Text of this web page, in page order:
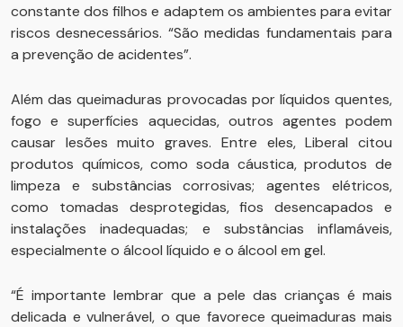
constante dos filhos e adaptem os ambientes para evitar
riscos desnecessários. “São medidas fundamentais para
a prevenção de acidentes”.
Além das queimaduras provocadas por líquidos quentes,
fogo e superfícies aquecidas, outros agentes podem
causar lesões muito graves. Entre eles, Liberal citou
produtos químicos, como soda cáustica, produtos de
limpeza e substâncias corrosivas; agentes elétricos,
como tomadas desprotegidas, fios desencapados e
instalações inadequadas; e substâncias inflamáveis,
especialmente o álcool líquido e o álcool em gel.
“É importante lembrar que a pele das crianças é mais
delicada e vulnerável, o que favorece queimaduras mais